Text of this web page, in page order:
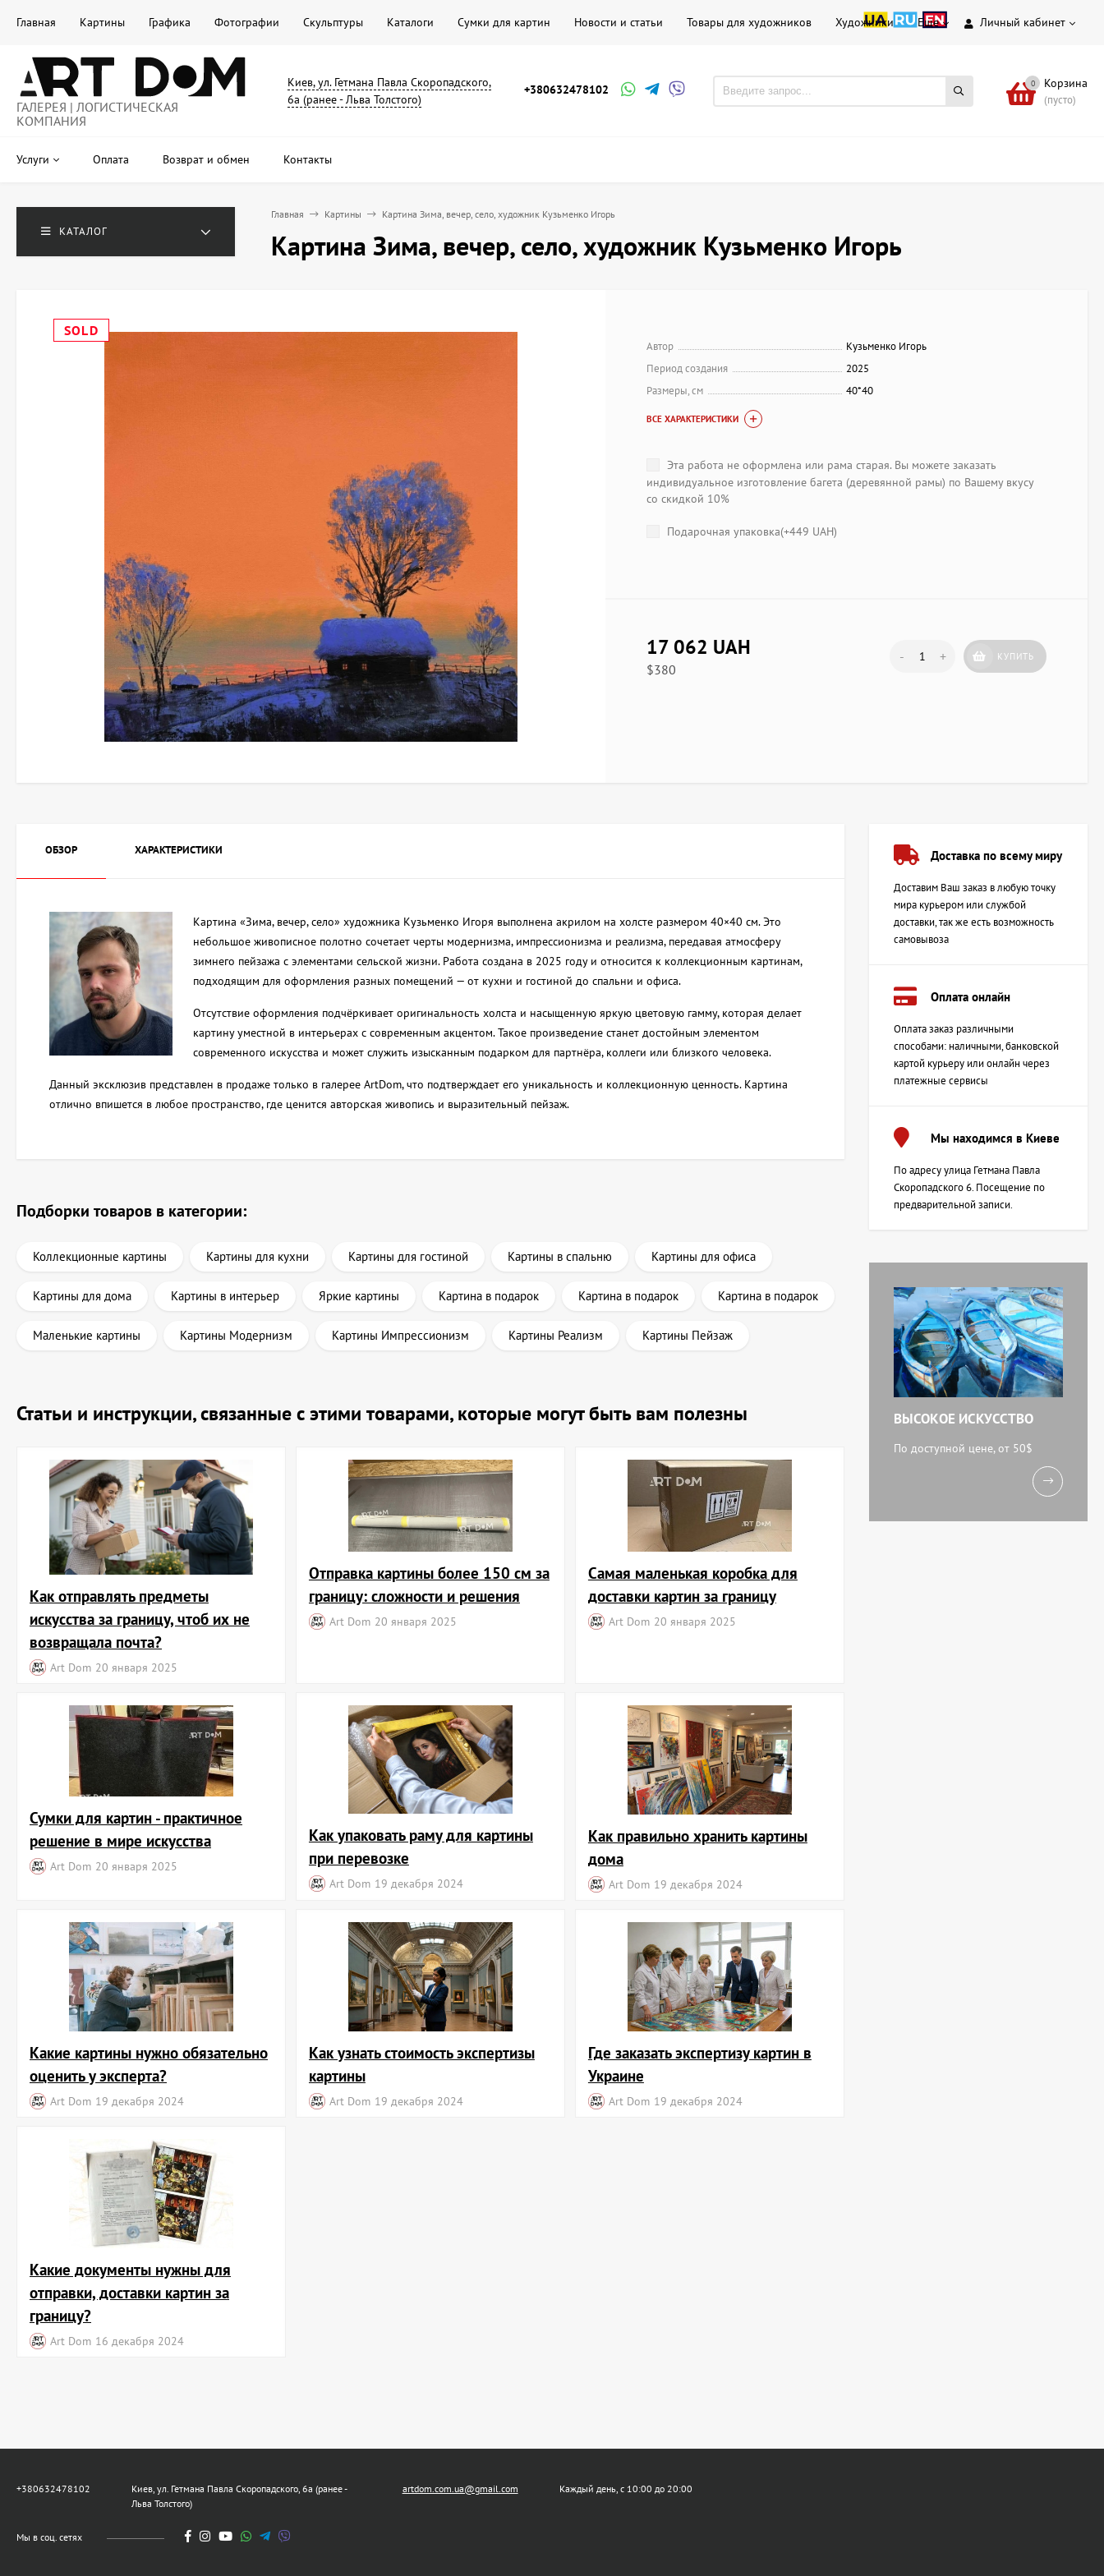
Личный кабинет
Главная Картины Графика Фотографии Скульптуры Каталоги Сумки для картин Новости и статьи Товары для художников Художники Еще
ГАЛЕРЕЯ | ЛОГИСТИЧЕСКАЯ
КОМПАНИЯ
Киев, ул. Гетмана Павла Скоропадского,
6а (ранее - Льва Толстого)
+380632478102 0 Корзина
(пусто)
Услуги Оплата Возврат и обмен Контакты
КАТАЛОГ
Главная Картины Картина Зима, вечер, село, художник Кузьменко Игорь
Картина Зима, вечер, село, художник Кузьменко Игорь
SOLD
Автор
Кузьменко Игорь
Период создания
2025
Размеры, см
40*40
ВСЕ ХАРАКТЕРИСТИКИ
Эта работа не оформлена или рама старая. Вы можете заказать
индивидуальное изготовление багета (деревянной рамы) по Вашему вкусу
со скидкой 10%
Подарочная упаковка(+449 UAH)
17 062 UAH
$380
- + КУПИТЬ
ОБЗОР ХАРАКТЕРИСТИКИ
Картина «Зима, вечер, село» художника Кузьменко Игоря выполнена акрилом на холсте размером 40×40 см. Это
небольшое живописное полотно сочетает черты модернизма, импрессионизма и реализма, передавая атмосферу
зимнего пейзажа с элементами сельской жизни. Работа создана в 2025 году и относится к коллекционным картинам,
подходящим для оформления разных помещений — от кухни и гостиной до спальни и офиса.
Отсутствие оформления подчёркивает оригинальность холста и насыщенную яркую цветовую гамму, которая делает
картину уместной в интерьерах с современным акцентом. Такое произведение станет достойным элементом
современного искусства и может служить изысканным подарком для партнёра, коллеги или близкого человека.
Данный эксклюзив представлен в продаже только в галерее ArtDom, что подтверждает его уникальность и коллекционную ценность. Картина
отлично впишется в любое пространство, где ценится авторская живопись и выразительный пейзаж.
Подборки товаров в категории:
Коллекционные картины Картины для кухни Картины для гостиной Картины в спальню Картины для офиса
Картины для дома Картины в интерьер Яркие картины Картина в подарок Картина в подарок Картина в подарок
Маленькие картины Картины Модернизм Картины Импрессионизм Картины Реализм Картины Пейзаж
Статьи и инструкции, связанные с этими товарами, которые могут быть вам полезны
Как отправлять предметы
искусства за границу, чтоб их не
возвращала почта?
Art Dom 20 января 2025
Отправка картины более 150 см за
границу: сложности и решения
Art Dom 20 января 2025
Самая маленькая коробка для
доставки картин за границу
Art Dom 20 января 2025
Сумки для картин - практичное
решение в мире искусства
Art Dom 20 января 2025
Как упаковать раму для картины
при перевозке
Art Dom 19 декабря 2024
Как правильно хранить картины
дома
Art Dom 19 декабря 2024
Какие картины нужно обязательно
оценить у эксперта?
Art Dom 19 декабря 2024
Как узнать стоимость экспертизы
картины
Art Dom 19 декабря 2024
Где заказать экспертизу картин в
Украине
Art Dom 19 декабря 2024
Какие документы нужны для
отправки, доставки картин за
границу?
Art Dom 16 декабря 2024
Доставка по всему миру
Доставим Ваш заказ в любую точку
мира курьером или службой
доставки, так же есть возможность
самовывоза
Оплата онлайн
Оплата заказ различными
способами: наличными, банковской
картой курьеру или онлайн через
платежные сервисы
Мы находимся в Киеве
По адресу улица Гетмана Павла
Скоропадского 6. Посещение по
предварительной записи.
ВЫСОКОЕ ИСКУССТВО
По доступной цене, от 50$
+380632478102
Киев, ул. Гетмана Павла Скоропадского, 6а (ранее -
Льва Толстого)
artdom.com.ua@gmail.com Каждый день, с 10:00 до 20:00
Мы в соц. сетях